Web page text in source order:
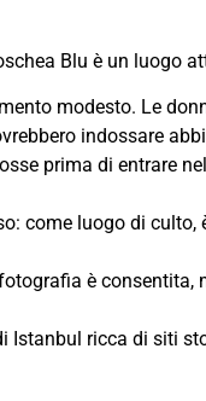
Blu è un luogo
modesto. Le
indossare
prima di entrare
come luogo di
è consentita,
Istanbul ricca di siti